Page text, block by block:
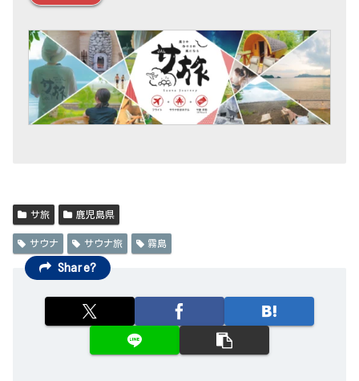
サ旅 鹿児島県
サウナ サウナ旅 霧島
Share?